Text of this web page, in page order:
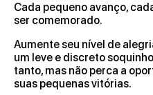
Cada pequeno avanço,
ser comemorado.
Aumente seu nível de
um leve e discreto
tanto, mas não perca a
suas pequenas vitórias.